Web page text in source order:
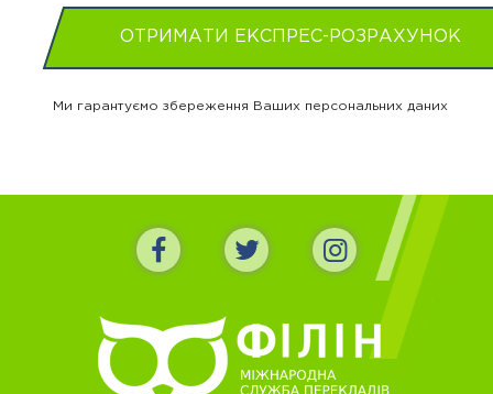
ОТРИМАТИ ЕКСПРЕС-РОЗРАХУНОК
Ми гарантуємо збереження Ваших персональних даних